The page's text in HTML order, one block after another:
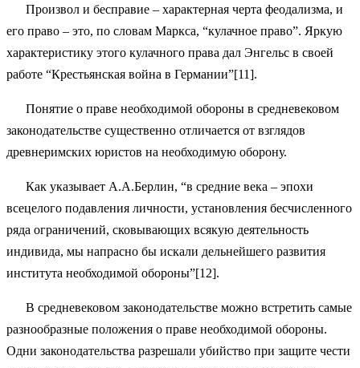
Произвол и бесправие – характерная черта феодализма, и
его право – это, по словам Маркса, “кулачное право”. Яркую
характеристику этого кулачного права дал Энгельс в своей
работе “Крестьянская война в Германии”[11].
Понятие о праве необходимой обороны в средневековом
законодательстве существенно отличается от взглядов
древнеримских юристов на необходимую оборону.
Как указывает А.А.Берлин, “в средние века – эпохи
всецелого подавления личности, установления бесчисленного
ряда ограничений, сковывающих всякую деятельность
индивида, мы напрасно бы искали дельнейшего развития
института необходимой обороны”[12].
В средневековом законодательстве можно встретить самые
разнообразные положения о праве необходимой обороны.
Одни законодательства разрешали убийство при защите чести